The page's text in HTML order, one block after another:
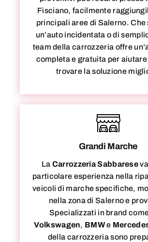
Fisciano, facilmente
principali aree di Salerno. Che
un’auto incidentata o di
team della carrozzeria offre
completa e gratuita per
trovare la soluzione
Grandi Marche
La Carrozzeria Sabbarese
particolare esperienza nella
veicoli di marche specifiche,
nella zona di Salerno e
Specializzati in brand
Volkswagen, BMWe
della carrozzeria sono